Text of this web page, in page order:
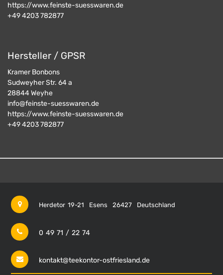
https://www.feinste-suesswaren.de
+49 4203 782877
Hersteller / GPSR
Kramer Bonbons
Sudweyher Str. 64 a
28844Weyhe
info@feinste-suesswaren.de
https://www.feinste-suesswaren.de
+49 4203 782877
Herdetor 19-21 Esens 26427 Deutschland
0 49 71 / 22 74
kontakt@teekontor-ostfriesland.de